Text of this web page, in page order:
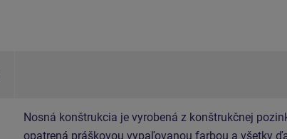
Nosná konštrukcia je vyrobená z konštrukčnej
opatrená práškovou vypaľovanou farbou a všetky